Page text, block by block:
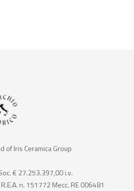
of Iris Ceramica Group
€ 27.253.397,00 i.v.
n. 151772 Mecc. RE 006481